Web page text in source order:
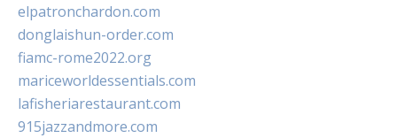
elpatronchardon.com
donglaishun-order.com
fiamc-rome2022.org
mariceworldessentials.com
lafisheriarestaurant.com
915jazzandmore.com